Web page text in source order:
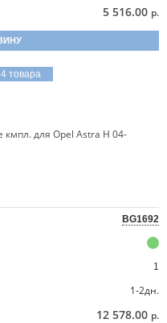
5 516.00 р.
товара
для Opel Astra H 04-
BG1692
1
1-2дн.
12 578.00 р.